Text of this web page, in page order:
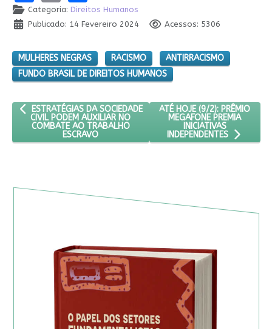
Categoria: Direitos Humanos
Publicado: 14 Fevereiro 2024
Acessos: 5306
MULHERES NEGRAS RACISMO
ANTIRRACISMO
FUNDO BRASIL DE DIREITOS HUMANOS
ARTIGO ANTERIOR: ESTRATÉGIAS DA SOCIEDADE CIVIL PODEM
ESTRATÉGIAS DA SOCIEDADE
CIVIL PODEM AUXILIAR NO
COMBATE AO TRABALHO
ESCRAVO
PRÓXIMO ARTIGO: ATÉ HOJE
ATÉ HOJE (9/2): PRÊMIO
MEGAFONE PREMIA
INICIATIVAS
INDEPENDENTES